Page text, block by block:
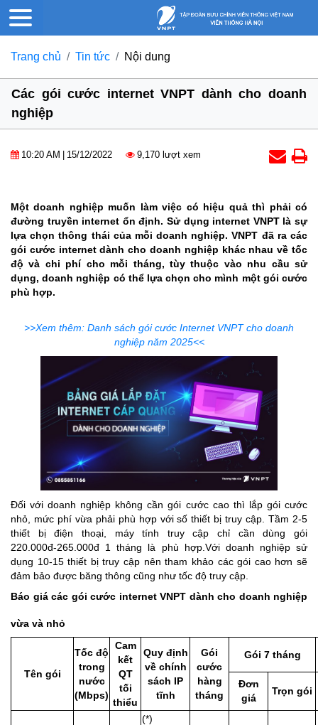
Trang chủ Tin tức Nội dung
Các gói cước internet VNPT dành cho doanh
nghiệp
10:20 AM 15/12/2022 9,170 lượt xem
Một doanh nghiệp muốn làm việc có hiệu quả thì phải có
đường truyền internet ổn định. Sử dụng internet VNPT là sự
lựa chọn thông thái của mỗi doanh nghiệp. VNPT đã ra các
gói cước internet dành cho doanh nghiệp khác nhau về tốc
độ và chi phí cho mỗi tháng, tùy thuộc vào nhu cầu sử
dụng, doanh nghiệp có thể lựa chọn cho mình một gói cước
phù hợp.
>>Xem thêm: Danh sách gói cước Internet VNPT cho doanh
nghiệp năm 2025<<
Đối với doanh nghiệp không cần gói cước cao thì lắp gói cước
nhỏ, mức phí vừa phải phù hợp với số thiết bị truy cập. Tầm 2-5
thiết bị điện thoại, máy tính truy cập chỉ cần dùng gói
220.000đ-265.000đ 1 tháng là phù hợp.Với doanh nghiệp sử
dụng 10-15 thiết bị truy cập nên tham khảo các gói cao hơn sẽ
đảm bảo được băng thông cũng như tốc độ truy cập.
Báo giá các gói cước internet VNPT dành cho doanh nghiệp
vừa và nhỏ
Tên gói
Tốc độ
trong
nước
(Mbps)
Cam
kết
QT
tối
thiểu
Quy định
về chính
sách IP
tĩnh
Gói
cước
hàng
tháng
Gói 7 tháng
Đơn
giá
Trọn gói
(*)